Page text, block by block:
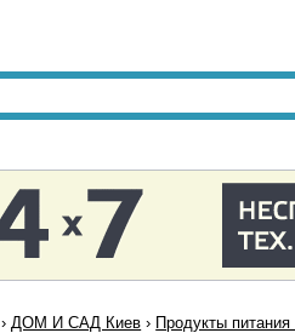
›ДОМ И САД Киев › Продукты